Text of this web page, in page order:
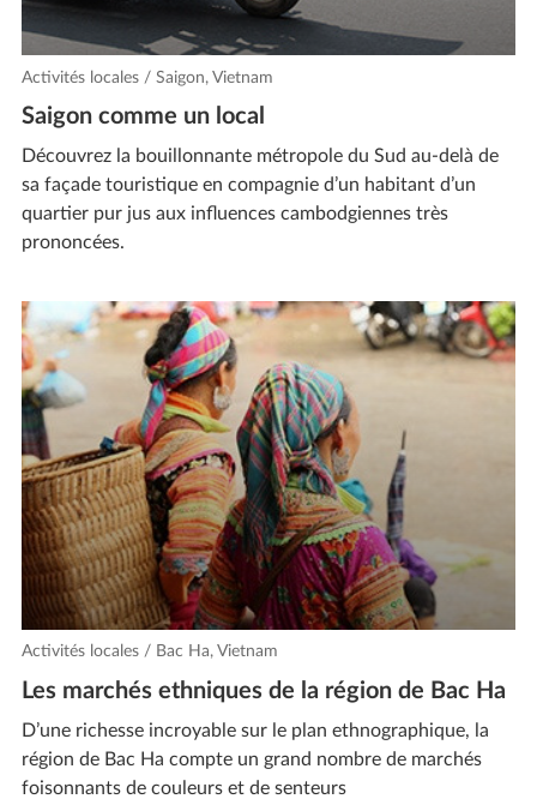
Activités locales / Saigon, Vietnam
Saigon comme un local
Découvrez la bouillonnante métropole du Sud au-delà de
sa façade touristique en compagnie d’un habitant d’un
quartier pur jus aux influences cambodgiennes très
prononcées.
Activités locales / Bac Ha, Vietnam
Les marchés ethniques de la région de Bac Ha
D’une richesse incroyable sur le plan ethnographique, la
région de Bac Ha compte un grand nombre de marchés
foisonnants de couleurs et de senteurs